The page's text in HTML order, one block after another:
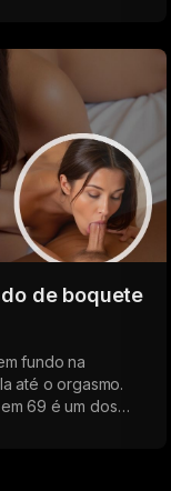
de boquete
fundo na
até o orgasmo.
69 é um dos